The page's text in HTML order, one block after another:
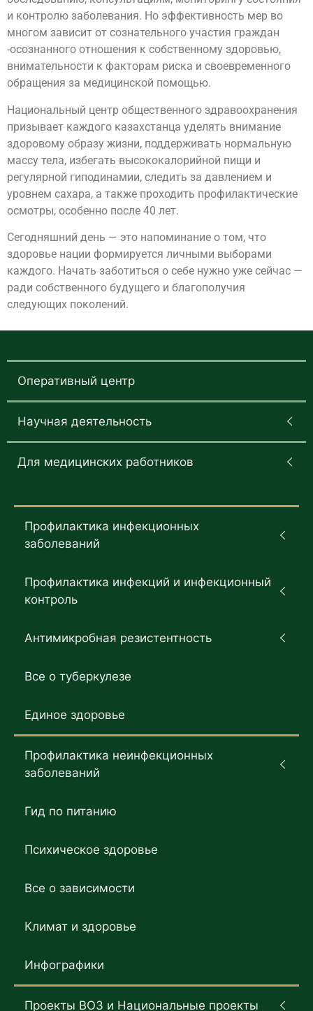
и контролю заболевания. Но эффективность мер во
многом зависит от сознательного участия граждан
-осознанного отношения к собственному здоровью,
внимательности к факторам риска и своевременного
обращения за медицинской помощью.
Национальный центр общественного здравоохранения
призывает каждого казахстанца уделять внимание
здоровому образу жизни, поддерживать нормальную
массу тела, избегать высококалорийной пищи и
регулярной гиподинамии, следить за давлением и
уровнем сахара, а также проходить профилактические
осмотры, особенно после 40 лет.
Сегодняшний день — это напоминание о том, что
здоровье нации формируется личными выборами
каждого. Начать заботиться о себе нужно уже сейчас —
ради собственного будущего и благополучия
следующих поколений.
Оперативный центр
Научная деятельность
Для медицинских работников
Профилактика инфекционных
заболеваний
Профилактика инфекций и инфекционный
контроль
Антимикробная резистентность
Все о туберкулезе
Единое здоровье
Профилактика неинфекционных
заболеваний
Гид по питанию
Психическое здоровье
Все о зависимости
Климат и здоровье
Инфографики
Проекты ВОЗ и Национальные проекты